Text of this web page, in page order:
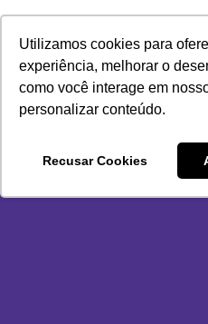
Utilizamos cookies para
experiência, melhorar o
como você interage em
personalizar conteúdo.
Recusar Cookies
conteúdo